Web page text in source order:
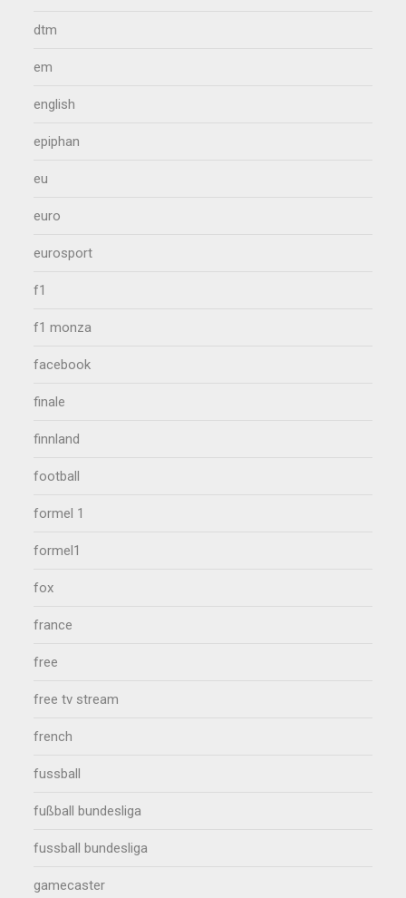
dtm
em
english
epiphan
eu
euro
eurosport
f1
f1 monza
facebook
finale
finnland
football
formel 1
formel1
fox
france
free
free tv stream
french
fussball
fußball bundesliga
fussball bundesliga
gamecaster